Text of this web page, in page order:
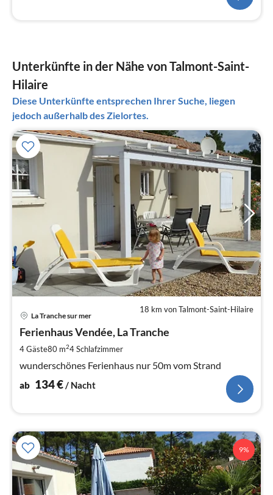
Unterkünfte in der Nähe von Talmont-Saint-
Hilaire
Diese Unterkünfte entsprechen Ihrer Suche, liegen
jedoch außerhalb des Zielortes.
18 km von Talmont-Saint-Hilaire
La Tranche sur mer
Ferienhaus Vendée, La Tranche
4 Gäste80 m24Schlafzimmer
wunderschönes Ferienhaus nur 50m vom Strand
ab 134€/ Nacht
9%